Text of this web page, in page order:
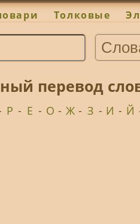
Толковые
перевод
Р - Е - О - Ж - З - И - Й